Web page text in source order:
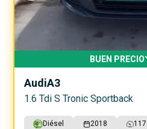
BUEN PRECIO
AudiA3
1.6 Tdi S Tronic Sportback
Diésel 2018